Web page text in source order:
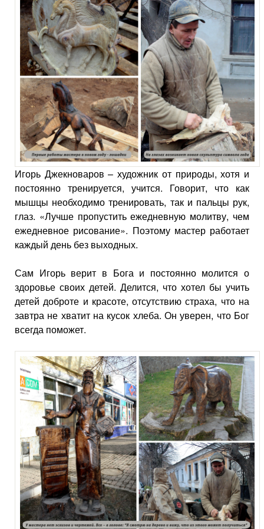
Игорь Джекноваров – художник от природы, хотя и
постоянно тренируется, учится. Говорит, что как
мышцы необходимо тренировать, так и пальцы рук,
глаз. «Лучше пропустить ежедневную молитву, чем
ежедневное рисование». Поэтому мастер работает
каждый день без выходных.
Сам Игорь верит в Бога и постоянно молится о
здоровье своих детей. Делится, что хотел бы учить
детей доброте и красоте, отсутствию страха, что на
завтра не хватит на кусок хлеба. Он уверен, что Бог
всегда поможет.